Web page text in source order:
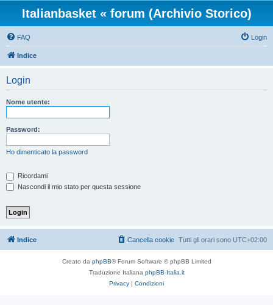
Italianbasket « forum (Archivio Storico)
FAQ Login
Indice
Login
Nome utente:
Password:
Ho dimenticato la password
Ricordami
Nascondi il mio stato per questa sessione
Indice Tutti gli orari sono UTC+02:00
Cancella cookie
Creato da phpBB® Forum Software © phpBB Limited
Traduzione Italiana phpBB-Italia.it
Privacy | Condizioni